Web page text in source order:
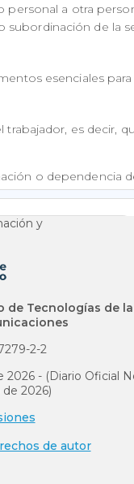
personal a otra
subordinación de la
esenciales
trabajador, es decir,
o dependencia
este último le
mantener durante
significa que,
de trabajo y
otras condiciones o
contrato de prestación
de servicios que se
por la Ley80de 1993
de Tecnologías de la
2-2
2026 - (Diario Oficial
de 2026)
de autor
y